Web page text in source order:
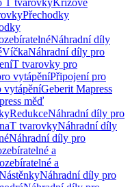
T tvarovkyKřížové
Přechodky
Náhradní díly
VíčkaNáhradní díly pro
T tvarovky pro
vytápěníPřipojení pro
vytápěníGeberit Mapress
měď
RedukceNáhradní díly pro
T tvarovkyNáhradní díly
Náhradní díly pro
a
a
Náhradní díly pro